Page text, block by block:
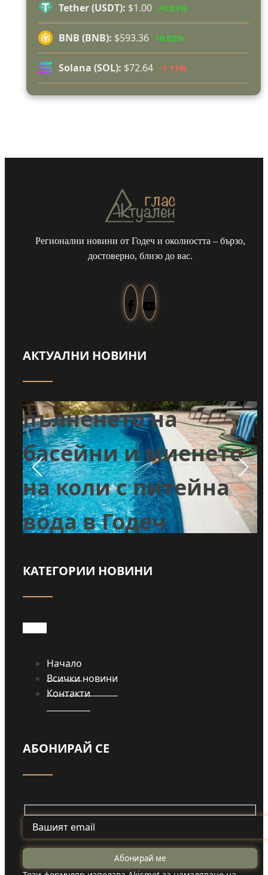
Полицията влиза в селата
Възможни са прекъсвания на тока утре в части
от община Годеч
Какво накара Яна и Станимир да изберат Годеч
пред живота в чужбина? (ВИДЕО)
Родов оброк събра поколения под старата круша
Tether (USDT): $1.00 +0.01%
BNB (BNB): $593.36 +0.02%
Solana (SOL): $72.64 -1.11%
Регионални новини от Годеч и околността – бързо,
достоверно, близо до вас.
АКТУАЛНИ НОВИНИ
Забраниха
пълненето на
басейни и миенето
на коли с питейна
вода в Годеч
Прочети
КАТЕГОРИИ НОВИНИ
Начало
Всички новини
Контакти
АБОНИРАЙ СЕ